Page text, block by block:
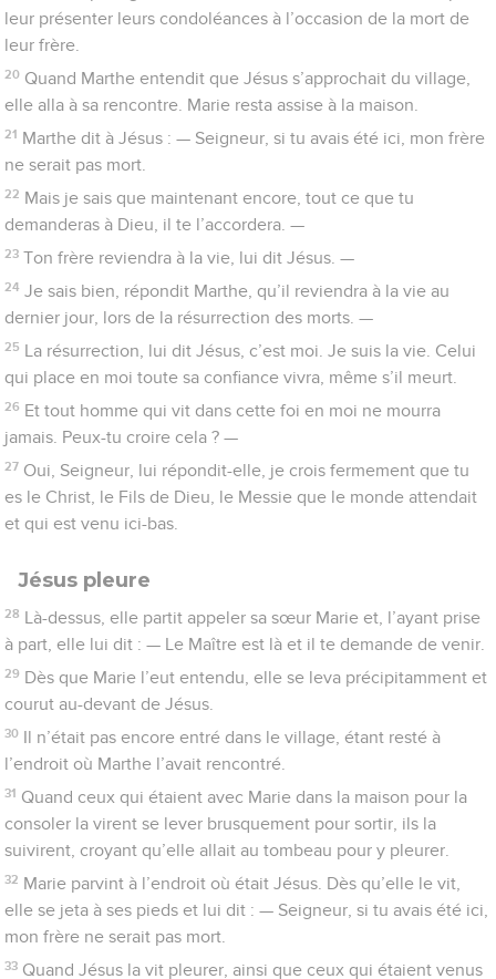
leur présenter leurs condoléances à l’occasion de la mort de
leur frère.
20 Quand Marthe entendit que Jésus s’approchait du village,
elle alla à sa rencontre. Marie resta assise à la maison.
21 Marthe dit à Jésus : — Seigneur, si tu avais été ici, mon frère
ne serait pas mort.
22 Mais je sais que maintenant encore, tout ce que tu
demanderas à Dieu, il te l’accordera. —
23 Ton frère reviendra à la vie, lui dit Jésus. —
24 Je sais bien, répondit Marthe, qu’il reviendra à la vie au
dernier jour, lors de la résurrection des morts. —
25 La résurrection, lui dit Jésus, c’est moi. Je suis la vie. Celui
qui place en moi toute sa confiance vivra, même s’il meurt.
26 Et tout homme qui vit dans cette foi en moi ne mourra
jamais. Peux-tu croire cela ? —
27 Oui, Seigneur, lui répondit-elle, je crois fermement que tu
es le Christ, le Fils de Dieu, le Messie que le monde attendait
et qui est venu ici-bas.
Jésus pleure
28 Là-dessus, elle partit appeler sa sœur Marie et, l’ayant prise
à part, elle lui dit : — Le Maître est là et il te demande de venir.
29 Dès que Marie l’eut entendu, elle se leva précipitamment et
courut au-devant de Jésus.
30 Il n’était pas encore entré dans le village, étant resté à
l’endroit où Marthe l’avait rencontré.
31 Quand ceux qui étaient avec Marie dans la maison pour la
consoler la virent se lever brusquement pour sortir, ils la
suivirent, croyant qu’elle allait au tombeau pour y pleurer.
32 Marie parvint à l’endroit où était Jésus. Dès qu’elle le vit,
elle se jeta à ses pieds et lui dit : — Seigneur, si tu avais été ici,
mon frère ne serait pas mort.
33 Quand Jésus la vit pleurer, ainsi que ceux qui étaient venus